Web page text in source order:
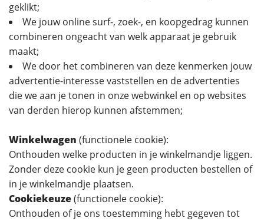
geklikt;
We jouw online surf-, zoek-, en koopgedrag kunnen
combineren ongeacht van welk apparaat je gebruik
maakt;
We door het combineren van deze kenmerken jouw
advertentie-interesse vaststellen en de advertenties
die we aan je tonen in onze webwinkel en op websites
van derden hierop kunnen afstemmen;
Winkelwagen (functionele cookie):
Onthouden welke producten in je winkelmandje liggen.
Zonder deze cookie kun je geen producten bestellen of
in je winkelmandje plaatsen.
Cookiekeuze(functionele cookie):
Onthouden of je ons toestemming hebt gegeven tot